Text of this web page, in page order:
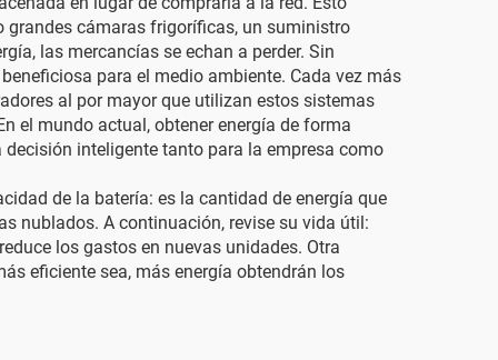
grandes cámaras frigoríficas, un suministro
las mercancías se echan a perder. Sin
para el medio ambiente. Cada vez más
al por mayor que utilizan estos sistemas
el mundo actual, obtener energía de forma
inteligente tanto para la empresa como
de la batería: es la cantidad de energía que
nublados. A continuación, revise su vida útil:
los gastos en nuevas unidades. Otra
eficiente sea, más energía obtendrán los